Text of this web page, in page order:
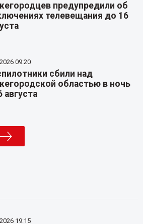
предупредили об
телевещания до 16
09:20
сбили над
областью в ночь
августа
19:15